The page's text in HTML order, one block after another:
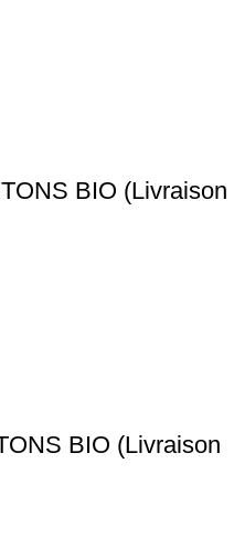
BIO (Livraison
BIO (Livraison